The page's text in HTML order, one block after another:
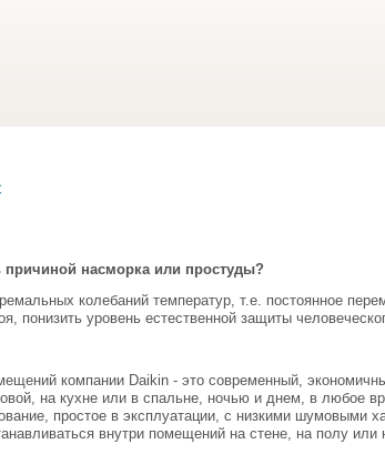
причиной насморка или простуды?
колебаний температур, т.е. постоянное
понизить уровень естественной защиты
компании Daikin - это современный,
на кухне или в спальне, ночью и днем, в любое
простое в эксплуатации, с низкими шумовыми
внутри помещений на стене, на полу или